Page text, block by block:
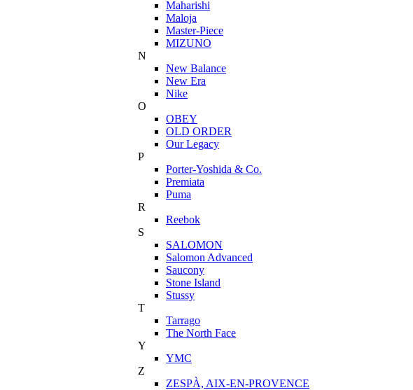
Maharishi
Maloja
Master-Piece
MIZUNO
N
New Balance
New Era
Nike
O
OBEY
OLD ORDER
Our Legacy
P
Porter-Yoshida & Co.
Premiata
Puma
R
Reebok
S
SALOMON
Salomon Advanced
Saucony
Stone Island
Stussy
T
Tarrago
The North Face
Y
YMC
Z
ZESPÀ, AIX-EN-PROVENCE